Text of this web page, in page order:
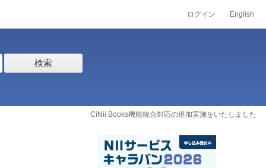
ログイン English
検索
CiNii Books機能統合対応の追加実施をいたしました